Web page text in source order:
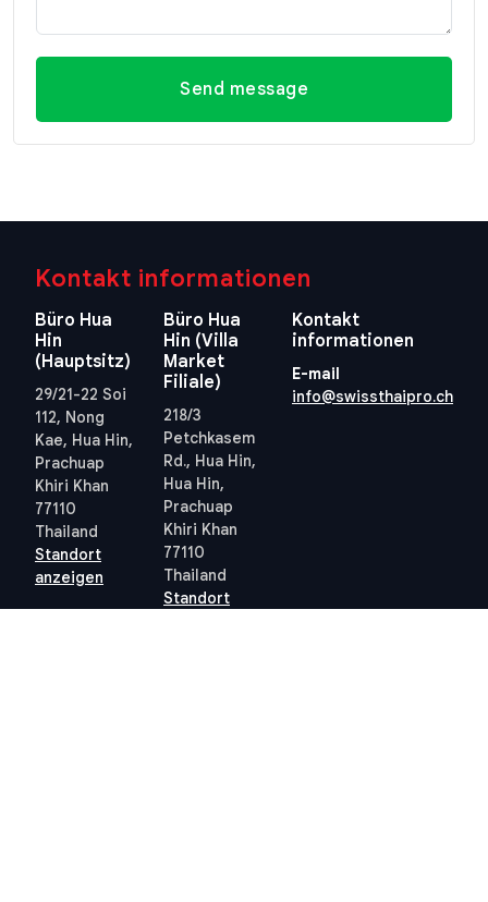
Send message
Kontakt informationen
Büro Hua
Hin
(Hauptsitz)
29/21-22 Soi
112, Nong
Kae, Hua Hin,
Prachuap
Khiri Khan
77110
Thailand
Standort
anzeigen
Büro Hua
Hin (Villa
Market
Filiale)
218/3
Petchkasem
Rd., Hua Hin,
Hua Hin,
Prachuap
Khiri Khan
77110
Thailand
Standort
Kontakt
informationen
E-mail
info@swissthaipro.ch